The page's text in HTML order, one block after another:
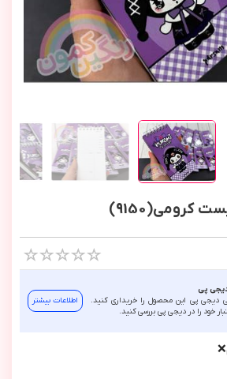
کرومی(9150)
پی
دیجی پی این محصول را خریداری کنید.
خود را در دیجی پی بررسی کنید.
اطلاعات بیشتر